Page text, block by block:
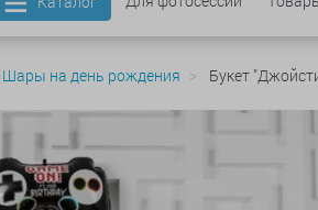
Шары на день рождения Букет